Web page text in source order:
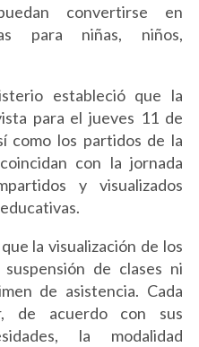
convertirse en
para niñas, niños,
estableció que la
para el jueves 11 de
como los partidos de la
con la jornada
y visualizados
la visualización de los
de clases ni
de asistencia. Cada
de acuerdo con sus
la modalidad